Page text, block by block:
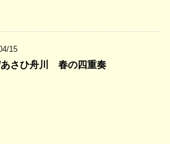
15
あさひ舟川 春の四重奏